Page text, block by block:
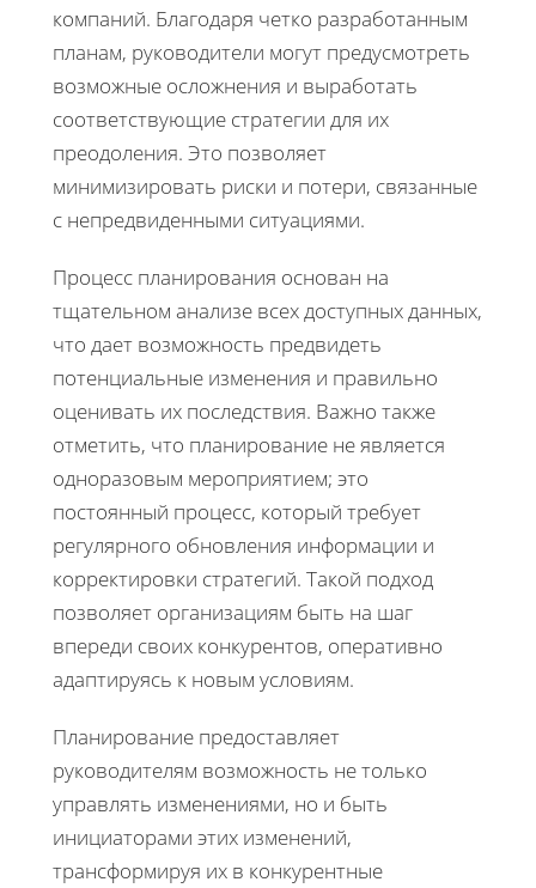
компаний. Благодаря четко разработанным
планам, руководители могут предусмотреть
возможные осложнения и выработать
соответствующие стратегии для их
преодоления. Это позволяет
минимизировать риски и потери, связанные
с непредвиденными ситуациями.
Процесс планирования основан на
тщательном анализе всех доступных данных,
что дает возможность предвидеть
потенциальные изменения и правильно
оценивать их последствия. Важно также
отметить, что планирование не является
одноразовым мероприятием; это
постоянный процесс, который требует
регулярного обновления информации и
корректировки стратегий. Такой подход
позволяет организациям быть на шаг
впереди своих конкурентов, оперативно
адаптируясь к новым условиям.
Планирование предоставляет
руководителям возможность не только
управлять изменениями, но и быть
инициаторами этих изменений,
трансформируя их в конкурентные